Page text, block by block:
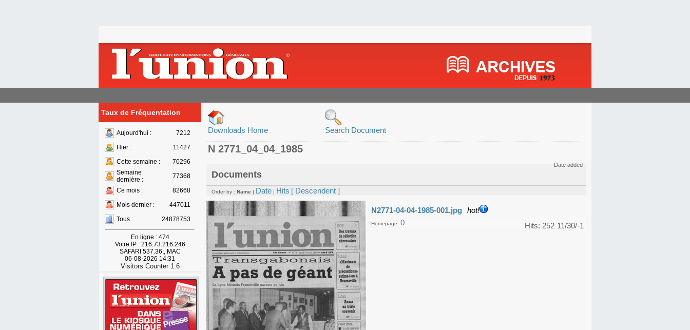
Taux de Fréquentation
Aujourd'hui :
7212
Hier :
11427
Cette semaine :
70296
Semaine
dernière :
77368
Ce mois :
82668
Mois dernier :
447011
Tous :
24878753
En ligne : 474
Votre IP : 216.73.216.246
SAFARI 537.36;, MAC
06-08-2026 14:31
Visitors Counter 1.6
Downloads Home Search Document
N 2771_04_04_1985
Documents
Date added
Order by : Name | Date | Hits [ Descendent ]
N2771-04-04-1985-001.jpg hot!
11/30/-1
Hits: 252
Homepage: 0